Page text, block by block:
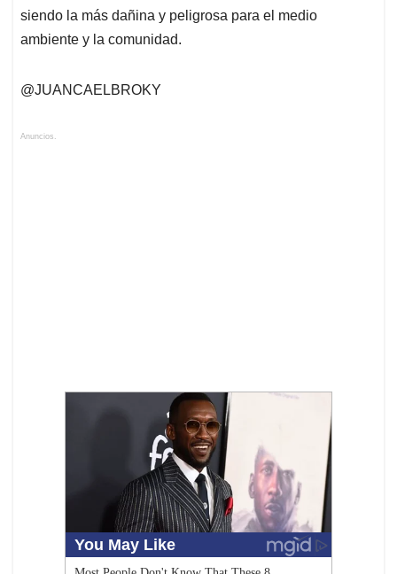
siendo la más dañina y peligrosa para el medio
ambiente y la comunidad.
@JUANCAELBROKY
Anuncios.